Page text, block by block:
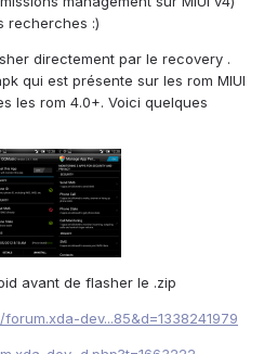
recherches :)
directement par le recovery .
qui est présente sur les rom MIUI
les rom 4.0+. Voici quelques
avant de flasher le .zip
forum.xda-dev...85&d=1338241979